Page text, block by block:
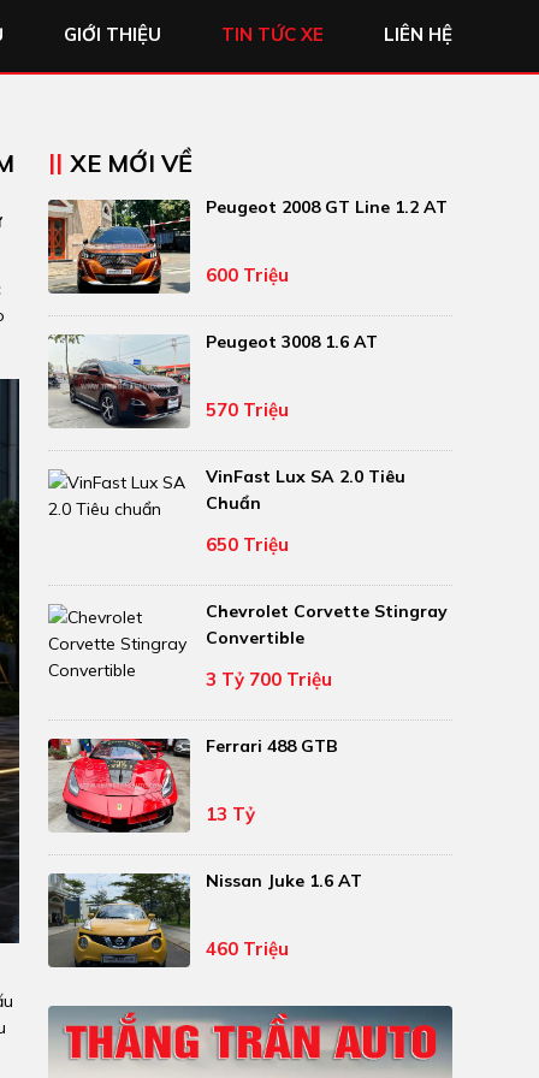
GIỚI THIỆU TIN TỨC XE LIÊN HỆ
XE MỚI VỀ
Peugeot 2008 GT Line 1.2 AT
600 Triệu
Peugeot 3008 1.6 AT
570 Triệu
VinFast Lux SA 2.0 Tiêu
Chuẩn
650 Triệu
Chevrolet Corvette Stingray
Convertible
3 Tỷ 700 Triệu
Ferrari 488 GTB
13 Tỷ
Nissan Juke 1.6 AT
460 Triệu